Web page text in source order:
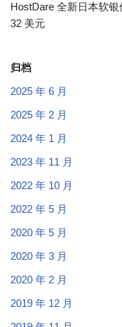
HostDare 全新日本软
32 美元
归档
2025 年 6 月
2025 年 2 月
2024 年 1 月
2023 年 11 月
2022 年 10 月
2022 年 5 月
2020 年 5 月
2020 年 3 月
2020 年 2 月
2019 年 12 月